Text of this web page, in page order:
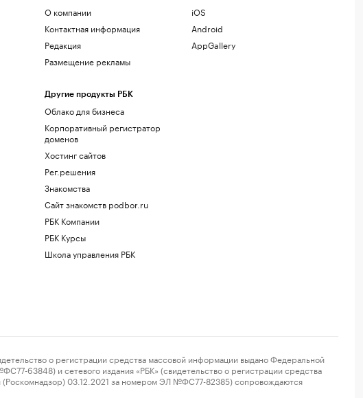
О компании
Контактная информация
Редакция
Размещение рекламы
Другие продукты РБК
Облако для бизнеса
Корпоративный регистратор
доменов
Хостинг сайтов
Рег.решения
Знакомства
Сайт знакомств podbor.ru
РБК Компании
РБК Курсы
Школа управления РБК
iOS
Android
AppGallery
о регистрации средства массовой информации выдано Федеральной
63848) и сетевого издания «РБК» (свидетельство о регистрации средства
03.12.2021 за номером ЭЛ №ФС77-82385) сопровождаются